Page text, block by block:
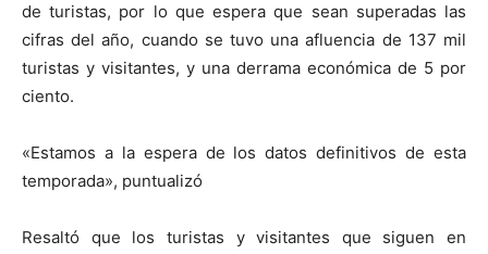
de turistas, por lo que espera que sean superadas las
cifras del año, cuando se tuvo una afluencia de 137 mil
turistas y visitantes, y una derrama económica de 5 por
ciento.
«Estamos a la espera de los datos definitivos de esta
temporada», puntualizó
Resaltó que los turistas y visitantes que siguen en